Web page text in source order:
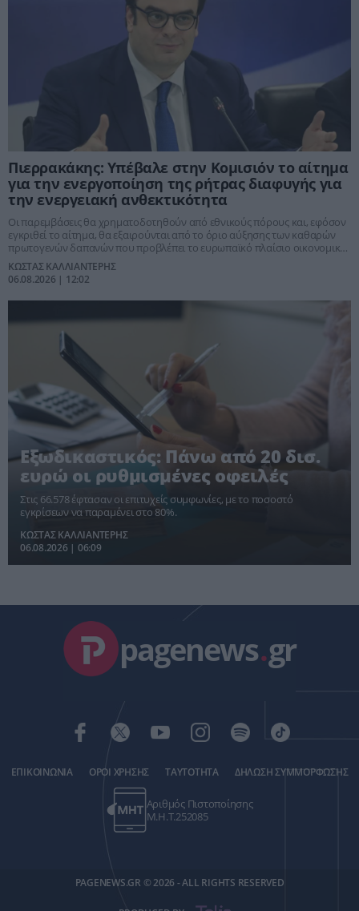
Πιερρακάκης: Υπέβαλε στην Κομισιόν το αίτημα
για την ενεργοποίηση της ρήτρας διαφυγής για
την ενεργειακή ανθεκτικότητα
Οι παρεμβάσεις θα χρηματοδοτηθούν από εθνικούς πόρους και, εφόσον
εγκριθεί το αίτημα, θα εξαιρούνται από το όριο αύξησης των καθαρών
πρωτογενών δαπανών που προβλέπει το ευρωπαϊκό πλαίσιο οικονομικής
διακυβέρνησης
ΚΩΣΤΑΣ ΚΑΛΛΙΑΝΤΕΡΗΣ
06.08.2026 | 12:02
Εξωδικαστικός: Πάνω από 20 δισ.
ευρώ οι ρυθμισμένες οφειλές
Στις 66.578 έφτασαν οι επιτυχείς συμφωνίες, με το ποσοστό
εγκρίσεων να παραμένει στο 80%.
ΚΩΣΤΑΣ ΚΑΛΛΙΑΝΤΕΡΗΣ
06.08.2026 | 06:09
pagenews.gr
ΕΠΙΚΟΙΝΩΝΙΑ ΟΡΟΙ ΧΡΗΣΗΣ ΤΑΥΤΟΤΗΤΑ ΔΗΛΩΣΗ ΣΥΜΜΟΡΦΩΣΗΣ
Αριθμός Πιστοποίησης
Μ.Η.Τ.252085
PAGENEWS.GR © 2026 - ALL RIGHTS RESERVED